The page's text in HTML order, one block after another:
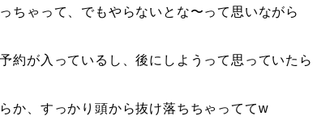
ちゃって、でもやらないとな〜って思いながら
約が入っているし、後にしようって思っていたら
か、すっかり頭から抜け落ちちゃっててw